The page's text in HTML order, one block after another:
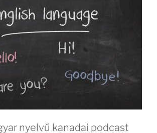
nyelvű kanadai podcast